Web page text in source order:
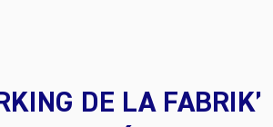
DE LA FABRIK’